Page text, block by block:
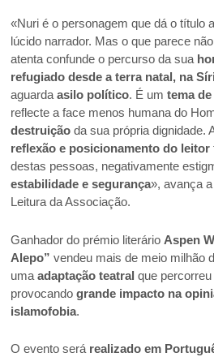
«Nuri é o personagem que dá o título
lúcido narrador. Mas o que parece
atenta confunde o percurso da sua
refugiado desde a terra natal, na
aguardaasilo político. É umtema
reflecte a face menos humana do
destruição da sua própria dignidade.
reflexão e posicionamento do leitor
destas pessoas, negativamente
estabilidade e segurança», avança
Leitura da Associação.
Ganhador do prémio literário Aspen
Alepo” vendeu mais de meio milhão
umaadaptação teatral que
provocandogrande impacto na
islamofobia.
O evento será realizado em